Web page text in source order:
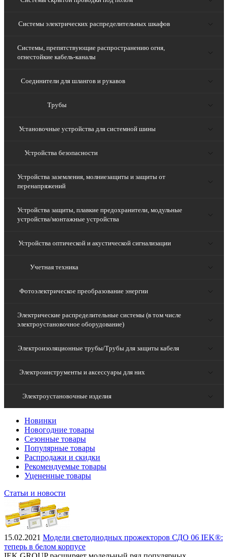
Системы электрических распределительных шкафов
Системы, препятствующие распространению огня,
огнестойкие кабель-каналы
Соединители для шлангов и рукавов
Трубы
Установочные устройства для системной шины
Устройства безопасности
Устройства заземления, молниезащиты и защиты от
перенапряжений
Устройства защиты, плавкие предохранители, модульные
устройства/монтажные устройства
Устройства оптической и акустической сигнализации
Учетная техника
Фотоэлектрическое преобразование энергии
Электрические распределительные системы (в том числе
электроустановочное оборудование)
Электроизоляционные трубы/Трубы для защиты кабеля
Электроинструменты и аксессуары для них
Электроустановочные изделия
Новинки
Новогодние товары
Сезонные товары
Популярные товары
Распродажи и скидки
Рекомендуемые товары
Уцененные товары
Статьи и новости
15.02.2021 Модели светодиодных прожекторов СДО 06 IEK®:
теперь в белом корпусе